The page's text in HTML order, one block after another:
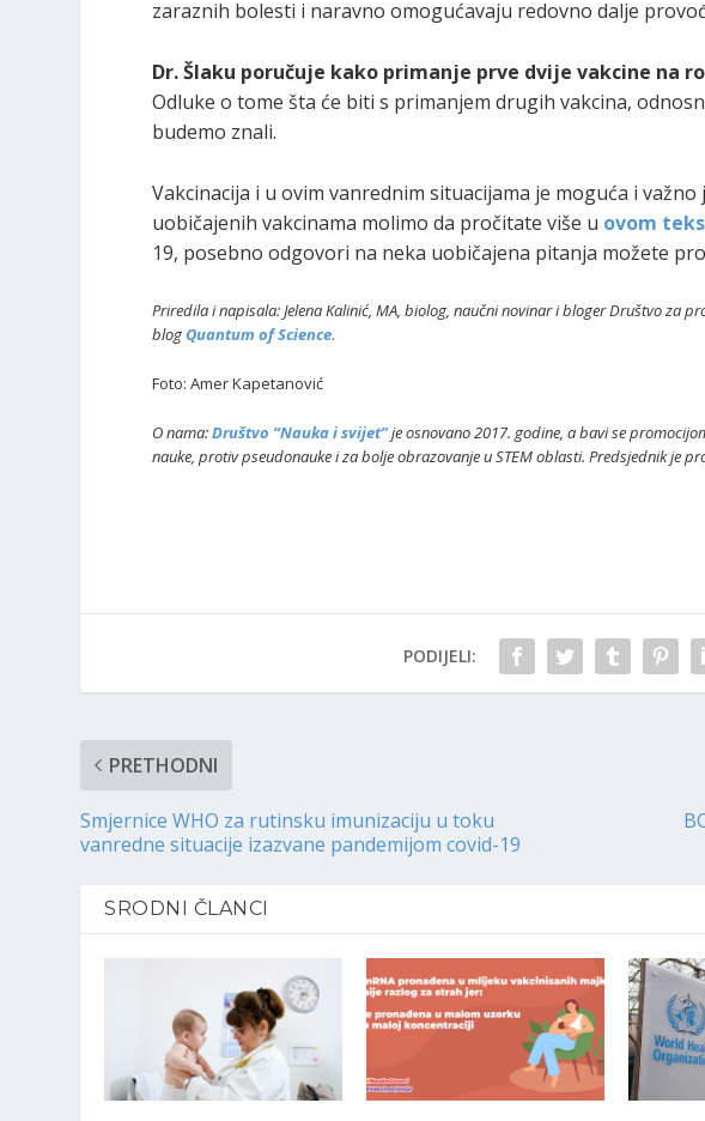
zaraznih bolesti i naravno omogućavaju redovno dalje
Dr. Šlaku poručuje kako primanje prve dvije vakcine na
Odluke o tome šta će biti s primanjem drugih vakcina,
budemo znali.
Vakcinacija i u ovim vanrednim situacijama je moguća i
uobičajenih vakcinama molimo da pročitate više u ovom
19, posebno odgovori na neka uobičajena pitanja možete
Priredila i napisala: Jelena Kalinić, MA, biolog, naučni novinar i bloger Društvo za
blogQuantum of Science.
Foto: Amer Kapetanović
O nama:Društvo “Nauka i svijet”je osnovano 2017. godine, a bavi se
nauke, protiv pseudonauke i za bolje obrazovanje u STEM oblasti. Predsjednik je
PODIJELI:
PRETHODNI
Smjernice WHO za rutinsku imunizaciju u toku
vanredne situacije izazvane pandemijom covid-19
SRODNI ČLANCI